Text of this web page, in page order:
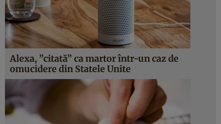
Alexa, ”citată” ca martor într-un caz de
omucidere din Statele Unite